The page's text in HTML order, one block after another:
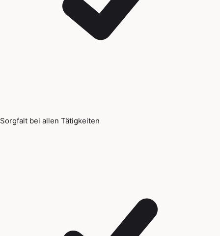
Sorgfalt bei allen Tätigkeiten